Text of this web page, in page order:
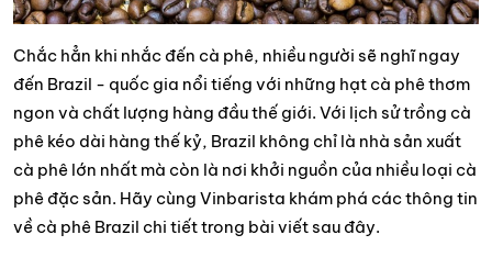
Chắc hẳn khi nhắc đến cà phê, nhiều người sẽ nghĩ ngay
đến Brazil - quốc gia nổi tiếng với những hạt cà phê thơm
ngon và chất lượng hàng đầu thế giới. Với lịch sử trồng cà
phê kéo dài hàng thế kỷ, Brazil không chỉ là nhà sản xuất
cà phê lớn nhất mà còn là nơi khởi nguồn của nhiều loại cà
phê đặc sản. Hãy cùng Vinbarista khám phá các thông tin
về cà phê Brazil chi tiết trong bài viết sau đây.